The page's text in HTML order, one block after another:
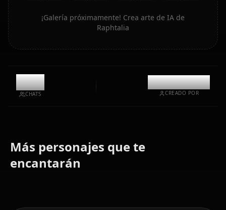
¡Galería próximamente! Crea arte de IA de
Raphtalia
7.3k
CHATS
@kinayymon
CREADO POR
Más personajes que te
encantarán
Zero Two
(Darling In